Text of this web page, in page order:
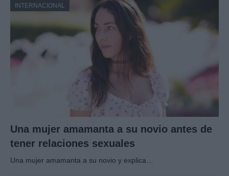
INTERNACIONAL
Una mujer amamanta a su novio antes de
tener relaciones sexuales
Una mujer amamanta a su novio y explica…